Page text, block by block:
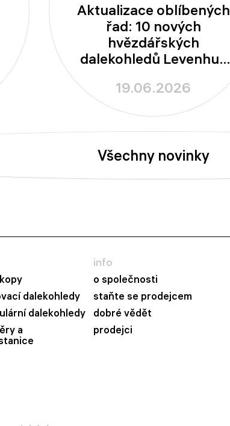
Aktualizace oblíbených
řad: 10 nových
hvězdářských
dalekohledů Levenhuk
New Skyline PRO
19.06.2026
Všechny novinky
dalekohledy
dalekohledy
a
info
o společnosti
staňte se prodejcem
dobré vědět
prodejci